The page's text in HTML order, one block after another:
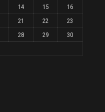
14 15
16
21 22
23
28 29
30